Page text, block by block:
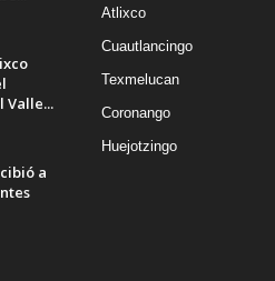
Valle...
a
Atlixco
Cuautlancingo
Texmelucan
Coronango
Huejotzingo